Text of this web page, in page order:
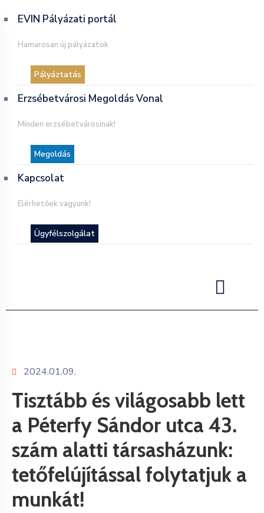
EVIN Pályázati portál
Hamarosan új pályázatok
Pályáztatás
Erzsébetvárosi Megoldás Vonal
Minden erzsébetvárosinak!
Megoldás
Kapcsolat
Elérhetőek vagyunk!
Ügyfélszolgálat
2024.01.09.
Tisztább és világosabb lett
a Péterfy Sándor utca 43.
szám alatti társasházunk:
tetőfelújítással folytatjuk a
munkát!